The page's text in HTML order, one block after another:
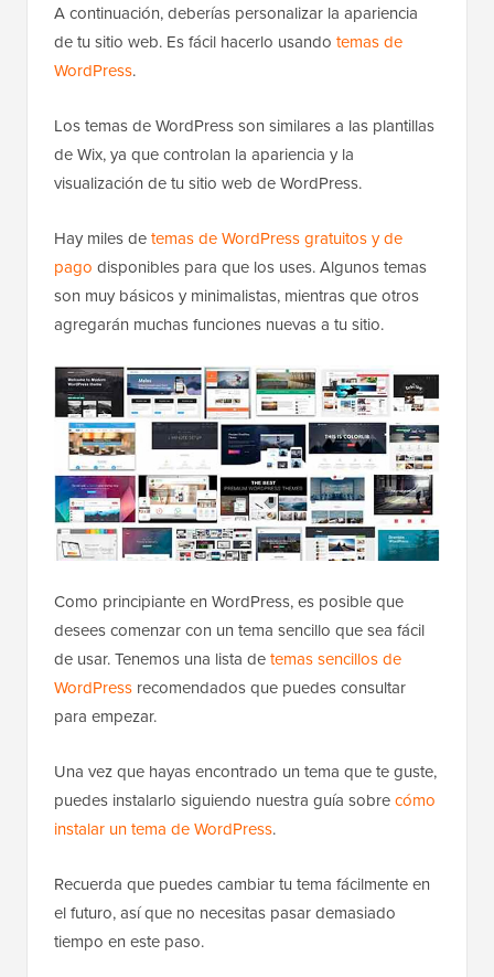
A continuación, deberías personalizar la apariencia
de tu sitio web. Es fácil hacerlo usando temas de
WordPress.
Los temas de WordPress son similares a las plantillas
de Wix, ya que controlan la apariencia y la
visualización de tu sitio web de WordPress.
Hay miles detemas de WordPress gratuitos y de
pago disponibles para que los uses. Algunos temas
son muy básicos y minimalistas, mientras que otros
agregarán muchas funciones nuevas a tu sitio.
Como principiante en WordPress, es posible que
desees comenzar con un tema sencillo que sea fácil
de usar. Tenemos una lista detemas sencillos de
WordPress recomendados que puedes consultar
para empezar.
Una vez que hayas encontrado un tema que te guste,
puedes instalarlo siguiendo nuestra guía sobrecómo
instalar un tema de WordPress.
Recuerda que puedes cambiar tu tema fácilmente en
el futuro, así que no necesitas pasar demasiado
tiempo en este paso.